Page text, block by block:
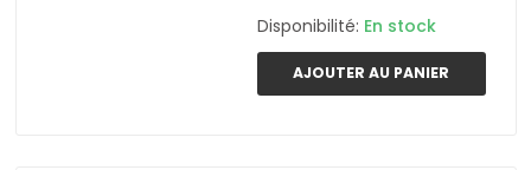
Disponibilité: En stock
AJOUTER AU PANIER